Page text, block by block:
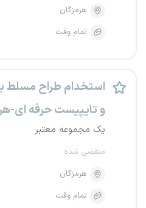
هرمزگان
تمام وقت
استخدام طراح مسلط
و تایپیست حرفه ای-
یک مجموعه معتبر
منقضی شده
هرمزگان
تمام وقت